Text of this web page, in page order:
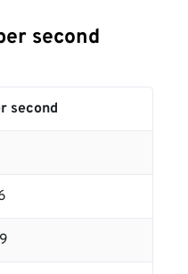
second
second